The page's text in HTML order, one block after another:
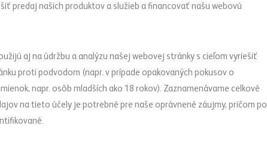
predaj našich produktov a služieb a financovať našu webovú
aj na údržbu a analýzu našej webovej stránky s cieľom vyriešiť
proti podvodom (napr. v prípade opakovaných pokusov o
napr. osôb mladších ako 18 rokov). Zaznamenávame celkové
na tieto účely je potrebné pre naše oprávnené záujmy, pričom po